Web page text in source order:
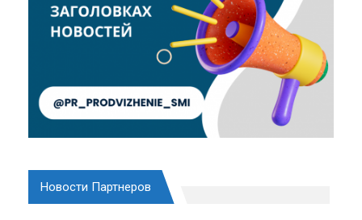
Новости Партнеров